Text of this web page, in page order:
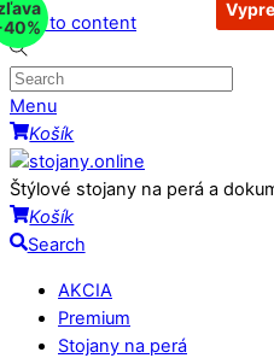
Skip to content
Menu
Košík
Štýlové stojany na perá a
Košík
Search
AKCIA
Premium
Stojany na perá